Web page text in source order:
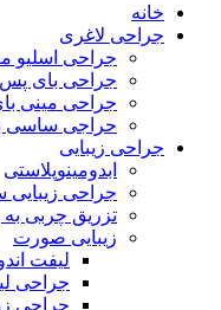
خانه
جراحی لاغری
جراحی اسلیو
جراحی بای
جراحی مینی
حراجی ساسی
جراحی زیبایی
ابدومینوپلاستی
جراحی زیبایی
تزریق چربی
زیبایی صورت
لیفت
جراحی
جراحی